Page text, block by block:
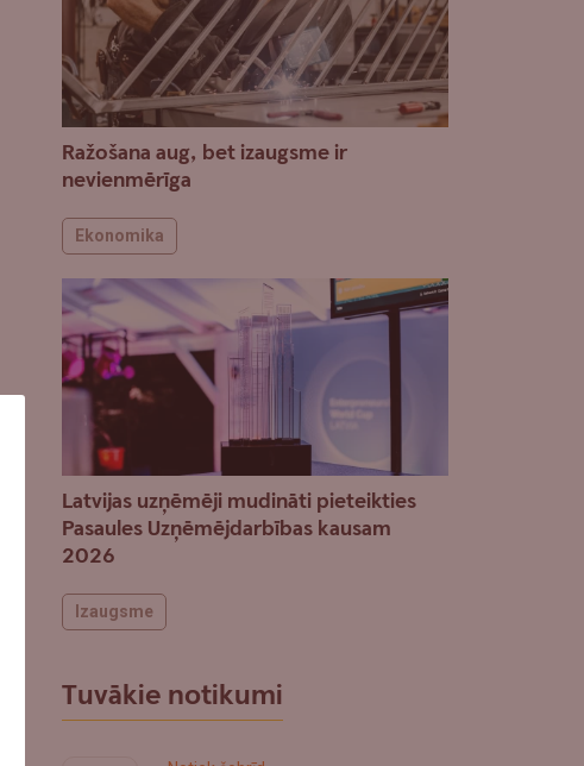
Ražošana aug, bet izaugsme ir
nevienmērīga
Ekonomika
Latvijas uzņēmēji mudināti pieteikties
Pasaules Uzņēmējdarbības kausam
2026
Izaugsme
Tuvākie notikumi